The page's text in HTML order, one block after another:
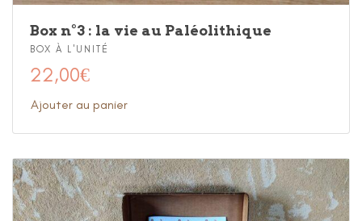
Box n°3 : la vie au Paléolithique
BOX À L'UNITÉ
22,00€
Ajouter au panier